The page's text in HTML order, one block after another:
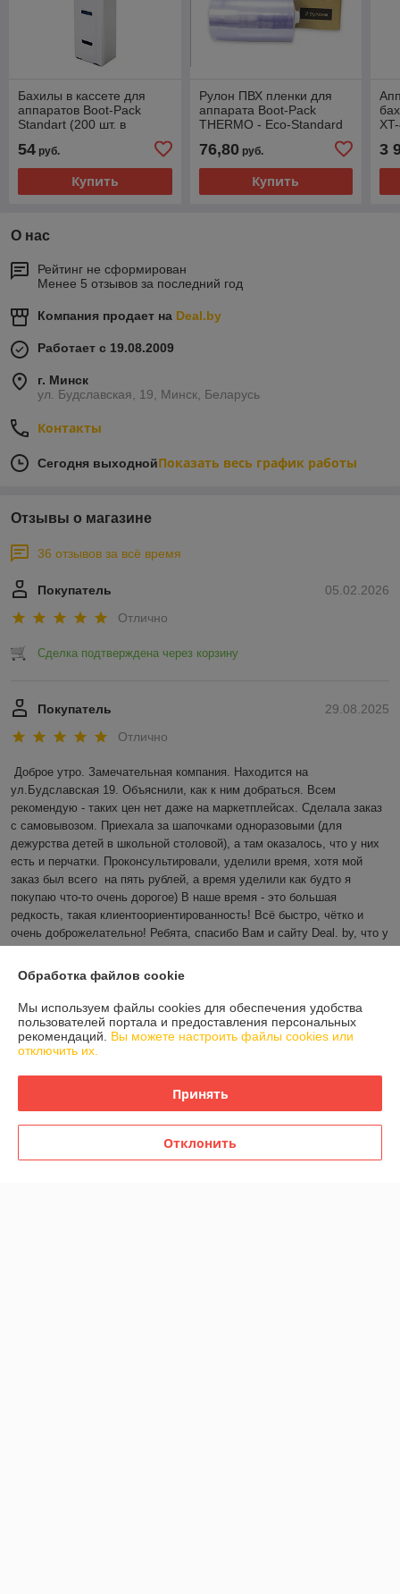
Бахилы в кассете для
аппаратов Boot-Pack
Standart (200 шт. в
54 руб.
Купить
Рулон ПВХ пленки для
аппарата Boot-Pack
THERMO - Eco-Standard
76,80руб.
Купить
3
О нас
Рейтинг не сформирован
Менее 5 отзывов за последний год
Компания продает на Deal.by
Работает с 19.08.2009
г. Минск
ул. Будславская, 19, Минск, Беларусь
Контакты
Сегодня выходнойПоказать весь график работы
Отзывы о магазине
36 отзывов за всё время
05.02.2026
Покупатель
Отлично
Сделка подтверждена через корзину
29.08.2025
Покупатель
Отлично
Доброе утро. Замечательная компания. Находится на
ул.Будславская 19. Объяснили, как к ним добраться. Всем
рекомендую - таких цен нет даже на маркетплейсах. Сделала заказ
с самовывозом. Приехала за шапочками одноразовыми (для
дежурства детей в школьной столовой), а там оказалось, что у них
есть и перчатки. Проконсультировали, уделили время, хотя мой
заказ был всего  на пять рублей, а время уделили как будто я
покупаю что-то очень дорогое) В наше время - это большая
редкость, такая клиентоориентированность! Всё быстро, чётко и
очень доброжелательно! Ребята, спасибо Вам и сайту Deal. by, что у
заказами и буду Вас рекомендовать. Процветания Вам🩷
Сделка подтверждена через корзину
Показать все отзывы
О нас
Обработка файлов cookie
Мы используем файлы cookies для обеспечения удобства
пользователей портала и предоставления персональных
рекомендаций. Вы можете настроить файлы cookies или
отключить их.
Принять
Отклонить